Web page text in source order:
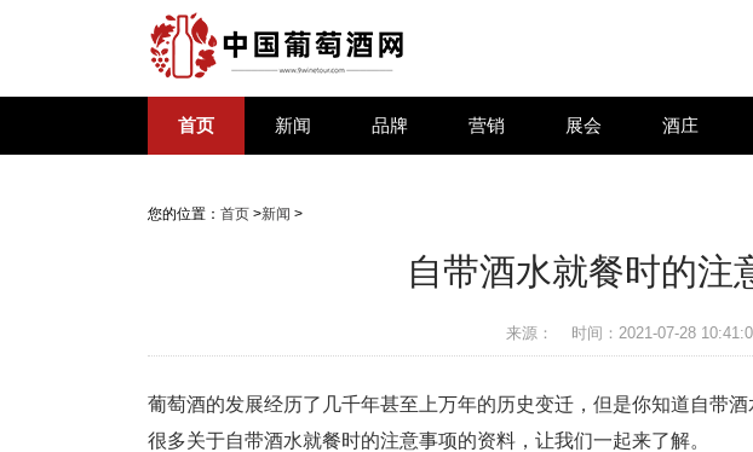
首页 新闻 品牌 营销 展会 酒庄
您的位置： 首页 >新闻 >
自带酒水就餐时的注
来源： 时间：2021-07-28
葡萄酒的发展经历了几千年甚至上万年的历史变迁，但是你知道自带
很多关于自带酒水就餐时的注意事项的资料，让我们一起来了解。